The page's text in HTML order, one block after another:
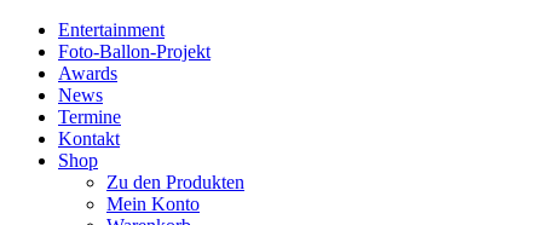
Entertainment
Foto-Ballon-Projekt
Awards
News
Termine
Kontakt
Shop
Zu den Produkten
Mein Konto